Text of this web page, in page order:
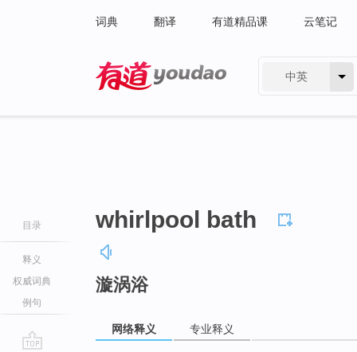
词典 翻译 有道精品课 云笔记
中英
目录
释义
权威词典
例句
whirlpool bath
漩涡浴
网络释义 专业释义